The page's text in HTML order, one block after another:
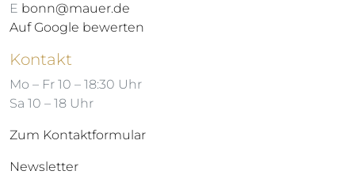
E bonn@mauer.de
Auf Google bewerten
Kontakt
Mo – Fr 10 – 18:30 Uhr
Sa 10 – 18 Uhr
Zum Kontaktformular
Newsletter